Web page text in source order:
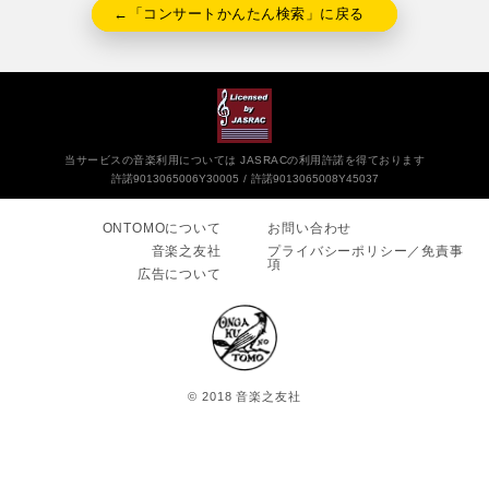
←「コンサートかんたん検索」に戻る
当サービスの音楽利用については JASRACの利用許諾を得ております
許諾9013065006Y30005
許諾9013065008Y45037
ONTOMOについて
音楽之友社
広告について
お問い合わせ
プライバシーポリシー／免責事
項
© 2018 音楽之友社